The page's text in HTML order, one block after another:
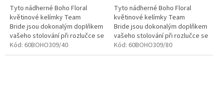
Tyto nádherné Boho Floral
květinové kelímky Team
Bride jsou dokonalým doplňkem
vašeho stolování při rozlučce se
svobodou pro budoucí nevěstu.
Kód: 60BOHO309/40
Tyto nádherné Boho Floral
květinové kelímky Team
Bride jsou dokonalým doplňkem
vašeho stolování při rozlučce se
svobodou pro budoucí nevěstu.
Kód: 60BOHO309/80